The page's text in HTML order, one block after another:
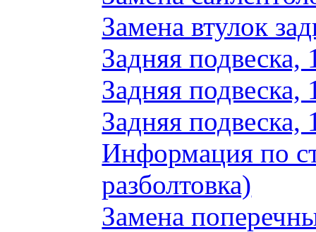
Замена втулок
Задняя подвеска,
Задняя подвеска,
Задняя
Информация по
разболтовка)
Замена